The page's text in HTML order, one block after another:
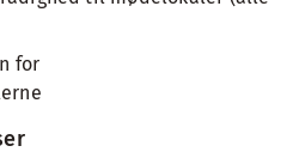
for